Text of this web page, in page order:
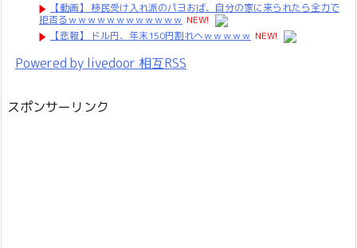
【動画】 移民受け入れ派のパヨおば、自分の家に来られたら全力で
拒否るｗｗｗｗｗｗｗｗｗｗｗｗ NEW!
【悲報】 ドル円、年末150円割れへｗｗｗｗｗ NEW!
Powered by livedoor 相互RSS
スポンサーリンク